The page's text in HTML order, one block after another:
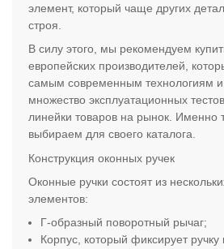
элемент, который чаще других
строя.
В силу этого, мы рекомендуем
европейских производителей,
самым современным технологиям и
множество эксплуатационных
линейки товаров на рынок. Именно
выбираем для своего каталога.
Конструкция оконных ручек
Оконные ручки состоят из
элементов:
Г-образный поворотный рычаг;
Корпус, который фиксирует ручку